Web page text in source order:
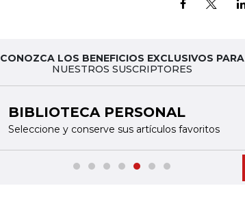
CONOZCA LOS BENEFICIOS EXCLUSIVOS PARA
NUESTROS SUSCRIPTORES
BIBLIOTECA PERSONAL
Seleccione y conserve sus artículos favoritos